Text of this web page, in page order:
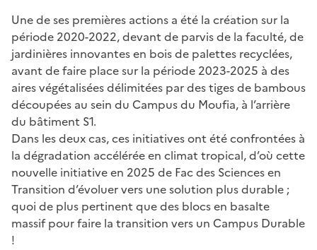
Une de ses premières actions a été la création sur la
période 2020-2022, devant de parvis de la faculté, de
jardinières innovantes en bois de palettes recyclées,
avant de faire place sur la période 2023-2025 à des
aires végétalisées délimitées par des tiges de bambous
découpées au sein du Campus du Moufia, à l’arrière
du bâtiment S1.
Dans les deux cas, ces initiatives ont été confrontées à
la dégradation accélérée en climat tropical, d’où cette
nouvelle initiative en 2025 de Fac des Sciences en
Transition d’évoluer vers une solution plus durable ;
quoi de plus pertinent que des blocs en basalte
massif pour faire la transition vers un Campus Durable
!